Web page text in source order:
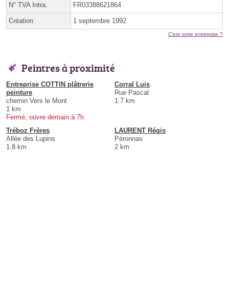
N° TVA Intra. FR03388621864
Création 1 septembre 1992
C'est votre entreprise ?
Peintres à proximité
Entreprise COTTIN plâtrerie
peinture
chemin Vers le Mont
1 km
Fermé, ouvre demain à 7h
Corral Luis
Rue Pascal
1.7 km
Tréboz Frères
Allée des Lupins
1.8 km
LAURENT Régis
Péronnas
2 km